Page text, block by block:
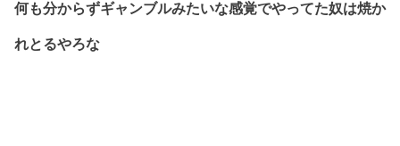
何も分からずギャンブルみたいな感覚でやってた奴は焼か
れとるやろな